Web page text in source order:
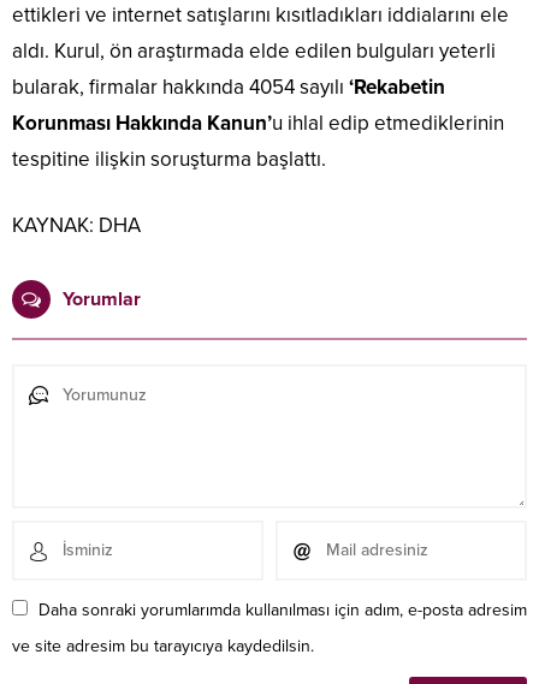
ettikleri ve internet satışlarını kısıtladıkları iddialarını ele
aldı. Kurul, ön araştırmada elde edilen bulguları yeterli
bularak, firmalar hakkında 4054 sayılı ‘Rekabetin
Korunması Hakkında Kanun’u ihlal edip etmediklerinin
tespitine ilişkin soruşturma başlattı.
KAYNAK: DHA
Yorumlar
Daha sonraki yorumlarımda kullanılması için adım, e-posta adresim
ve site adresim bu tarayıcıya kaydedilsin.